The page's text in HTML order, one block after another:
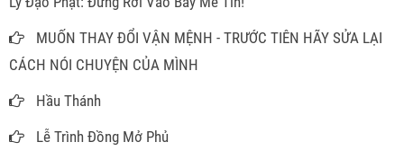
MUỐN THAY ĐỔI VẬN MỆNH - TRƯỚC TIÊN HÃY SỬA LẠI
CÁCH NÓI CHUYỆN CỦA MÌNH
Hầu Thánh
Lễ Trình Đồng Mở Phủ